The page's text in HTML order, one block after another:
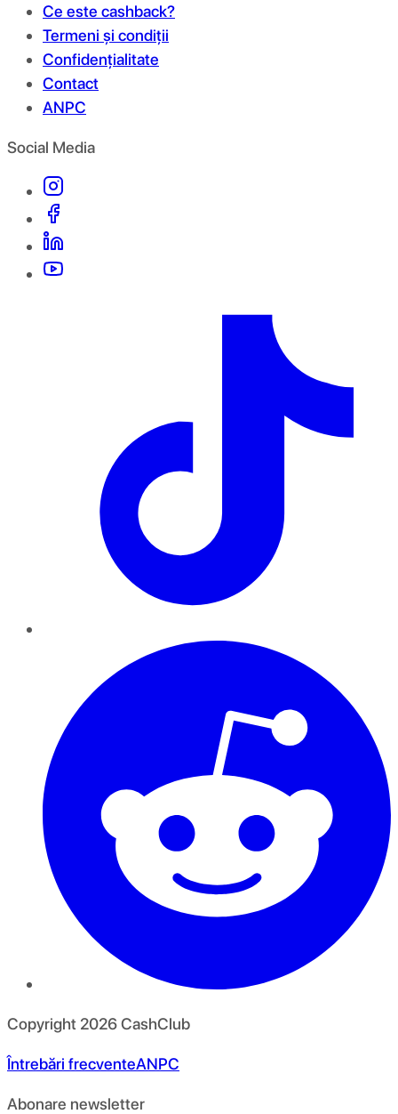
Ce este cashback?
Termeni și condiții
Confidențialitate
Contact
ANPC
Social Media
Copyright 2026CashClub
Întrebări frecventeANPC
Abonare newsletter